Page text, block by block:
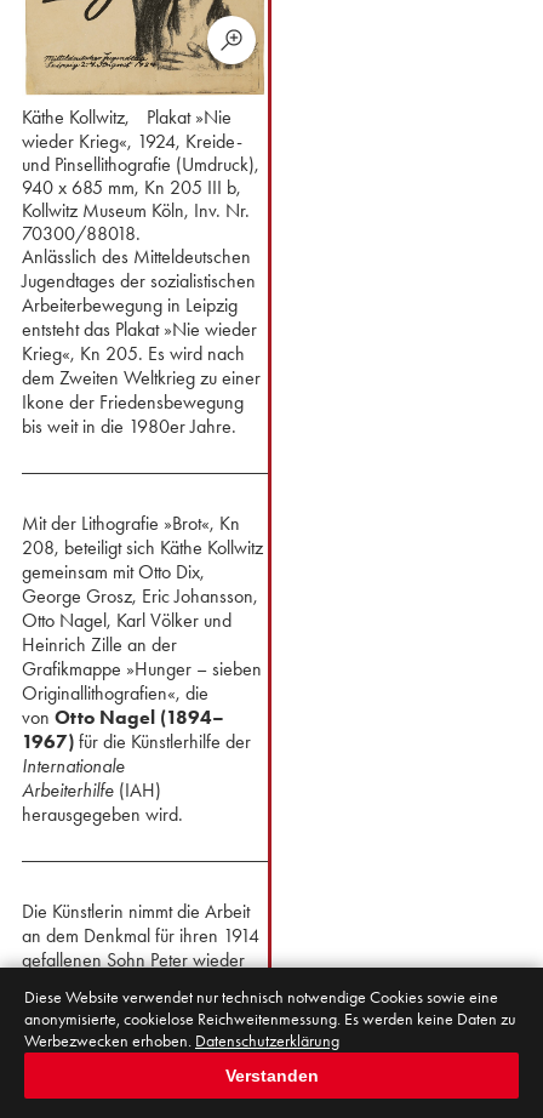
Käthe Kollwitz, Plakat »Nie
wieder Krieg«, 1924, Kreide-
und Pinsellithografie (Umdruck),
940 x 685 mm, Kn 205 III b,
Kollwitz Museum Köln, Inv. Nr.
70300/88018.
Anlässlich des Mitteldeutschen
Jugendtages der sozialistischen
Arbeiterbewegung in Leipzig
entsteht das Plakat »Nie wieder
Krieg«, Kn 205. Es wird nach
dem Zweiten Weltkrieg zu einer
Ikone der Friedensbewegung
bis weit in die 1980er Jahre.
Mit der Lithografie »Brot«, Kn
208, beteiligt sich Käthe Kollwitz
gemeinsam mit Otto Dix,
George Grosz, Eric Johansson,
Otto Nagel, Karl Völker und
Heinrich Zille an der
Grafikmappe »Hunger – sieben
Originallithografien«, die
von Otto Nagel (1894–
1967)für die Künstlerhilfe der
Internationale
Arbeiterhilfe(IAH)
herausgegeben wird.
Die Künstlerin nimmt die Arbeit
an dem Denkmal für ihren 1914
gefallenen Sohn Peter wieder
Mehr lesen
Käthe Kollwitz beteiligt sich an
derErsten Allgemeinen
in
Moskau.
Diese Website verwendet nur technisch notwendige Cookies sowie eine
anonymisierte, cookielose Reichweitenmessung. Es werden keine Daten zu
Werbezwecken erhoben. Datenschutzerklärung
Verstanden